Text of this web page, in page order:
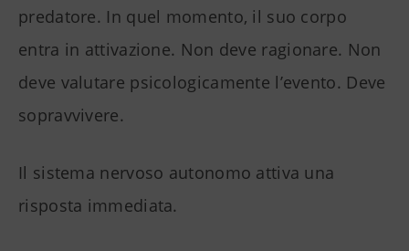
predatore. In quel momento, il suo corpo
entra in attivazione. Non deve ragionare. Non
deve valutare psicologicamente l’evento. Deve
sopravvivere.
Il sistema nervoso autonomo attiva una
risposta immediata.